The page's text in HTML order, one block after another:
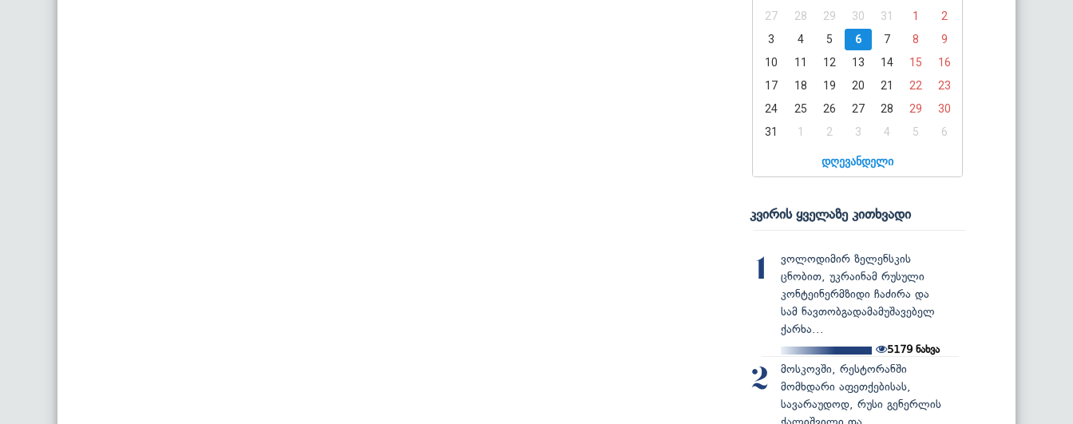
27
28 29 30 31 1
2
3
4 5 6 7 8
9
10
11 12 13 14 15
16
17
18 19 20 21 22
23
24
25 26 27 28 29
30
31
1 2 3 4 5 6
დღევანდელი
კვირის ყველაზე კითხვადი
1
ვოლოდიმირ ზელენსკის
ცნობით, უკრაინამ რუსული
კონტეინერმზიდი ჩაძირა და
სამ ნავთობგადამამუშავებელ
ქარხა...
5179 ნახვა
2
მოსკოვში, რესტორანში
მომხდარი აფეთქებისას,
სავარაუდოდ, რუსი გენერლის